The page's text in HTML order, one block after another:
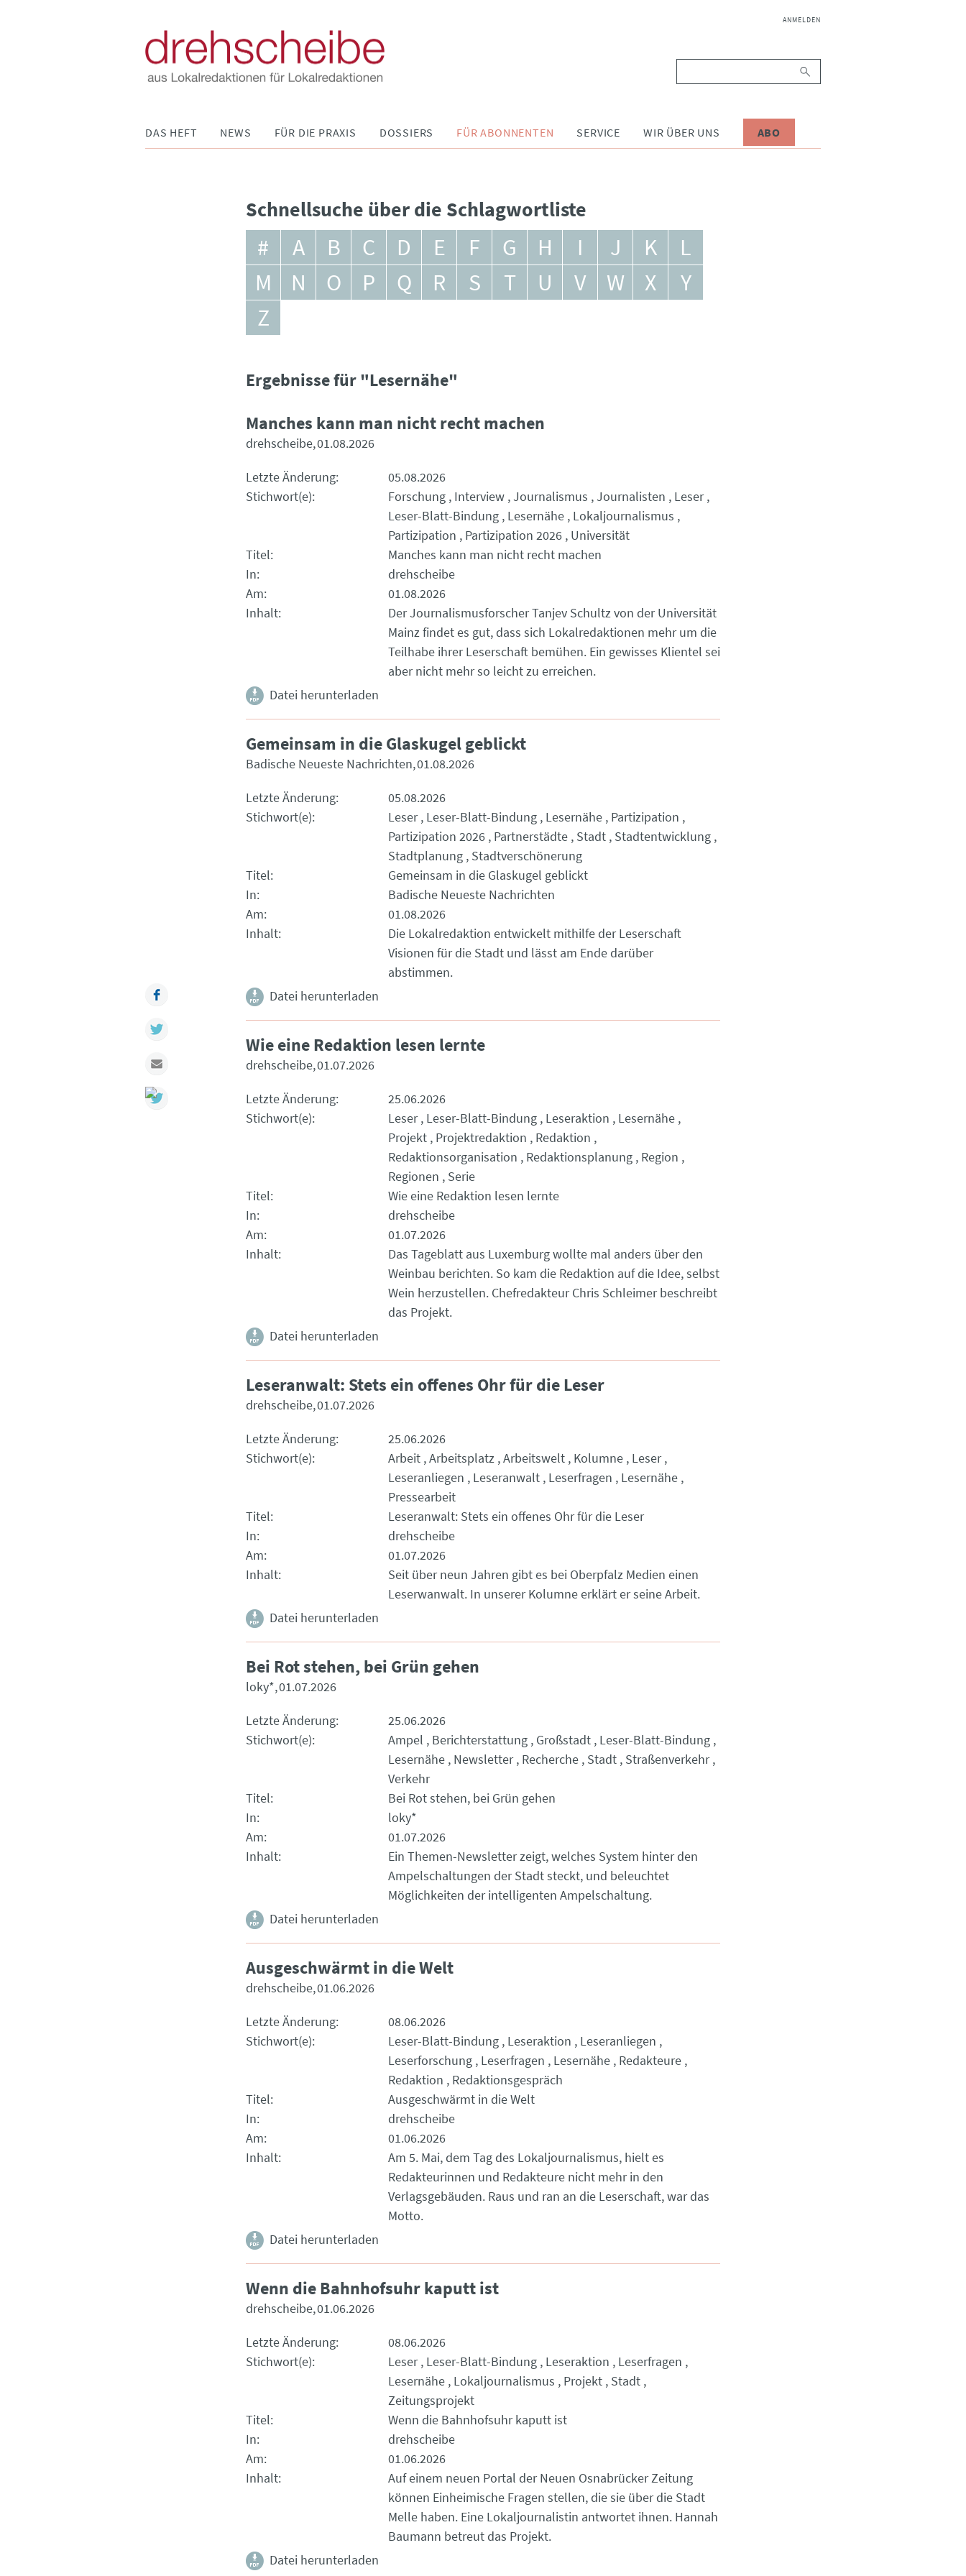
NAVIGATION
ANMELDEN
DAS HEFT NEWS FÜR DIE PRAXIS DOSSIERS FÜR ABONNENTEN SERVICE WIR ÜBER UNS ABO
Schnellsuche über die Schlagwortliste
# A B C D E F G H I J K
L
M
N O P Q R S T U V W X
Y
Z
Ergebnisse für "Lesernähe"
Manches kann man nicht recht machen
drehscheibe 01.08.2026
Letzte Änderung
05.08.2026
Stichwort(e)
Forschung Interview Journalismus Journalisten
Leser
Leser-Blatt-Bindung Lesernähe Lokaljournalismus
Partizipation
Partizipation 2026 Universität
Titel
Manches kann man nicht recht machen
In
drehscheibe
Am
01.08.2026
Inhalt
Der Journalismusforscher Tanjev Schultz von der Universität
Mainz findet es gut, dass sich Lokalredaktionen mehr um die
Teilhabe ihrer Leserschaft bemühen. Ein gewisses Klientel sei
aber nicht mehr so leicht zu erreichen.
Datei herunterladen
Gemeinsam in die Glaskugel geblickt
Badische Neueste Nachrichten 01.08.2026
Letzte Änderung
05.08.2026
Stichwort(e)
Leser Leser-Blatt-Bindung Lesernähe Partizipation
Partizipation 2026 Partnerstädte Stadt Stadtentwicklung
Stadtplanung Stadtverschönerung
Titel
Gemeinsam in die Glaskugel geblickt
In
Badische Neueste Nachrichten
Am
01.08.2026
Inhalt
Die Lokalredaktion entwickelt mithilfe der Leserschaft
Visionen für die Stadt und lässt am Ende darüber
abstimmen.
Datei herunterladen
Wie eine Redaktion lesen lernte
drehscheibe 01.07.2026
Letzte Änderung
25.06.2026
Stichwort(e)
Leser Leser-Blatt-Bindung Leseraktion
Lesernähe
Projekt Projektredaktion
Redaktion
Redaktionsorganisation
Redaktionsplanung Region
Regionen
Serie
Titel
Wie eine Redaktion lesen lernte
In
drehscheibe
Am
01.07.2026
Inhalt
Das Tageblatt aus Luxemburg wollte mal anders über den
Weinbau berichten. So kam die Redaktion auf die Idee, selbst
Wein herzustellen. Chefredakteur Chris Schleimer beschreibt
das Projekt.
Datei herunterladen
Leseranwalt: Stets ein offenes Ohr für die Leser
drehscheibe 01.07.2026
Letzte Änderung
25.06.2026
Stichwort(e)
Arbeit Arbeitsplatz Arbeitswelt Kolumne Leser
Leseranliegen
Leseranwalt Leserfragen
Lesernähe
Pressearbeit
Titel
Leseranwalt: Stets ein offenes Ohr für die Leser
In
drehscheibe
Am
01.07.2026
Inhalt
Seit über neun Jahren gibt es bei Oberpfalz Medien einen
Leserwanwalt. In unserer Kolumne erklärt er seine Arbeit.
Datei herunterladen
Bei Rot stehen, bei Grün gehen
loky* 01.07.2026
Letzte Änderung
25.06.2026
Stichwort(e)
Ampel Berichterstattung Großstadt Leser-Blatt-Bindung
Lesernähe Newsletter Recherche Stadt Straßenverkehr
Verkehr
Titel
Bei Rot stehen, bei Grün gehen
In
loky*
Am
01.07.2026
Inhalt
Ein Themen-Newsletter zeigt, welches System hinter den
Ampelschaltungen der Stadt steckt, und beleuchtet
Möglichkeiten der intelligenten Ampelschaltung.
Datei herunterladen
Ausgeschwärmt in die Welt
drehscheibe 01.06.2026
Letzte Änderung
08.06.2026
Stichwort(e)
Leser-Blatt-Bindung Leseraktion
Leseranliegen
Leserforschung Leserfragen Lesernähe Redakteure
Redaktion
Redaktionsgespräch
Titel
Ausgeschwärmt in die Welt
In
drehscheibe
Am
01.06.2026
Inhalt
Am 5. Mai, dem Tag des Lokaljournalismus, hielt es
Redakteurinnen und Redakteure nicht mehr in den
Verlagsgebäuden. Raus und ran an die Leserschaft, war das
Motto.
Datei herunterladen
Wenn die Bahnhofsuhr kaputt ist
drehscheibe 01.06.2026
Letzte Änderung
08.06.2026
Stichwort(e)
Leser Leser-Blatt-Bindung Leseraktion
Leserfragen
Lesernähe Lokaljournalismus Projekt Stadt
Zeitungsprojekt
Titel
Wenn die Bahnhofsuhr kaputt ist
In
drehscheibe
Am
01.06.2026
Inhalt
Auf einem neuen Portal der Neuen Osnabrücker Zeitung
können Einheimische Fragen stellen, die sie über die Stadt
Melle haben. Eine Lokaljournalistin antwortet ihnen. Hannah
Baumann betreut das Projekt.
Datei herunterladen